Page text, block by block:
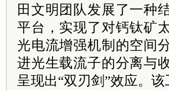
田文明团队发展了一种
平台，实现了对钙钛矿
光电流增强机制的空间
进光生载流子的分离与
呈现出“双刃剑”效应。